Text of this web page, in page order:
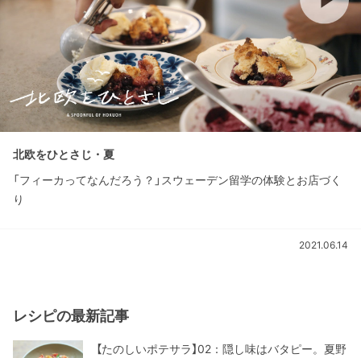
北欧をひとさじ・夏
「フィーカってなんだろう？」スウェーデン留学の体験とお店づく
り
2021.06.14
レシピの最新記事
【たのしいポテサラ】02：隠し味はバタピー。夏野